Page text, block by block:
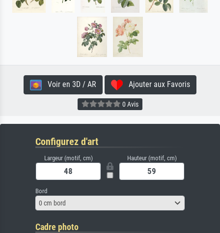
Voir en 3D / AR Ajouter aux Favoris
0 Avis
Configurez d'art
Largeur (motif, cm) Hauteur (motif, cm)
Bord
0 cm bord
Cadre photo